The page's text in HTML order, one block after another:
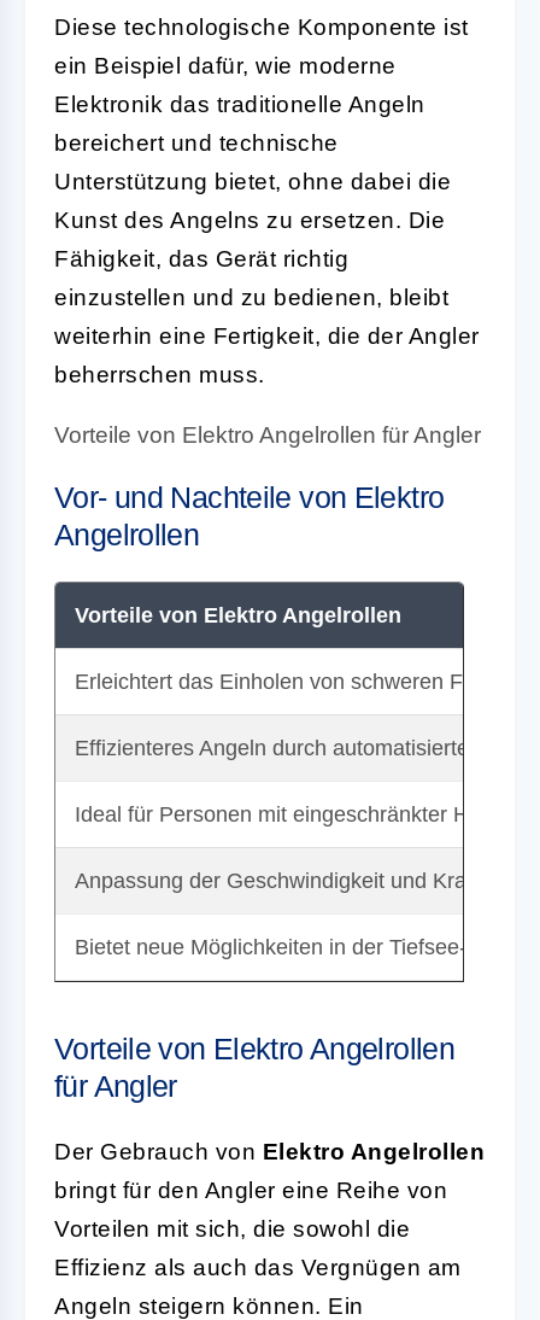
Diese technologische Komponente ist
ein Beispiel dafür, wie moderne
Elektronik das traditionelle Angeln
bereichert und technische
Unterstützung bietet, ohne dabei die
Kunst des Angelns zu ersetzen. Die
Fähigkeit, das Gerät richtig
einzustellen und zu bedienen, bleibt
weiterhin eine Fertigkeit, die der Angler
beherrschen muss.
Vorteile von Elektro Angelrollen für Angler
Vor- und Nachteile von Elektro
Angelrollen
Vorteile von Elektro Angelrollen
Erleichtert das Einholen von schweren Fischen
Effizienteres Angeln durch automatisiertes
Ideal für Personen mit eingeschränkter Hand-
Anpassung der Geschwindigkeit und Kraft je
Bietet neue Möglichkeiten in der Tiefsee- und
Vorteile von Elektro Angelrollen
für Angler
Der Gebrauch von Elektro Angelrollen
bringt für den Angler eine Reihe von
Vorteilen mit sich, die sowohl die
Effizienz als auch das Vergnügen am
Angeln steigern können. Ein